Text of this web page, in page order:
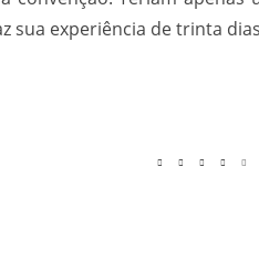
sua experiência de trinta